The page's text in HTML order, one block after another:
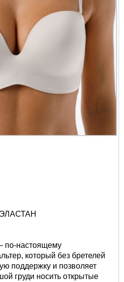
по-настоящему
который без бретелей
поддержку и позволяет
груди носить открытые